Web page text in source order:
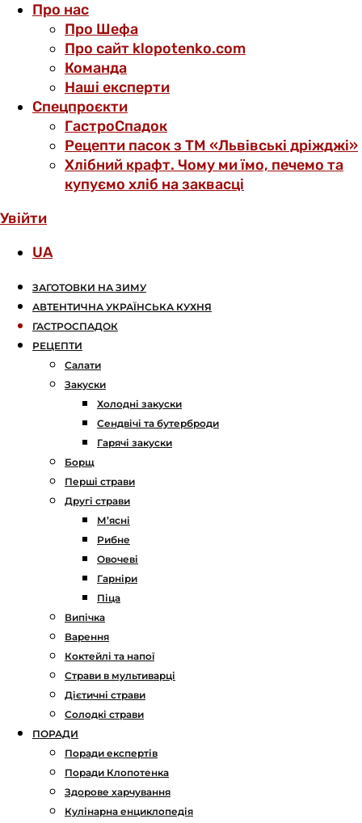
Про нас
Про Шефа
Про сайт klopotenko.com
Команда
Наші експерти
Спецпроєкти
ГастроСпадок
Рецепти пасок з ТМ «Львівські дріжджі»
Хлібний крафт. Чому ми їмо, печемо та
купуємо хліб на заквасці
Увійти
UA
ЗАГОТОВКИ НА ЗИМУ
АВТЕНТИЧНА УКРАЇНСЬКА КУХНЯ
ГАСТРОСПАДОК
РЕЦЕПТИ
Салати
Закуски
Холодні закуски
Сендвічі та бутерброди
Гарячі закуски
Борщ
Перші страви
Другі страви
М’ясні
Рибне
Овочеві
Гарніри
Піца
Випічка
Варення
Коктейлі та напої
Страви в мультиварці
Дієтичні страви
Солодкі страви
ПОРАДИ
Поради експертів
Поради Клопотенка
Здорове харчування
Кулінарна енциклопедія